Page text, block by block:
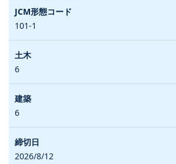
101-1
6
6
2026/8/12